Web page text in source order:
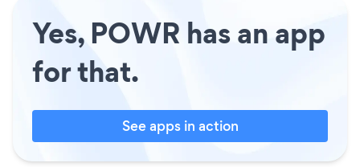
Yes, POWR has an app
for that.
See apps in action